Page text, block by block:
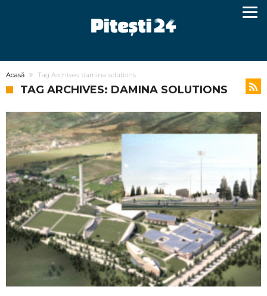
Acasă Tag Archives: damina solutions
TAG ARCHIVES: DAMINA SOLUTIONS